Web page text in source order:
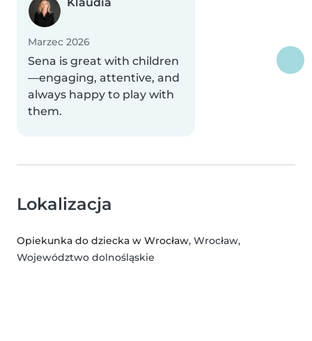
Marzec 2026
Sena is great with children
—engaging, attentive, and
always happy to play with
them.
Lokalizacja
Opiekunka do dziecka w Wrocław, Wrocław,
Województwo dolnośląskie